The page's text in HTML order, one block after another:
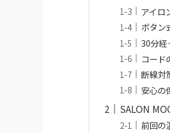
アイロ
ボタン
30分経
コード
断線対
安心の
SALON
前回の